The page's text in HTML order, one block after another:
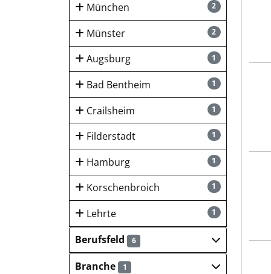
2
München
2
Münster
1
Augsburg
1
Bad Bentheim
1
Crailsheim
1
Filderstadt
1
Hamburg
1
Korschenbroich
1
Lehrte
Berufsfeld
6
Branche 1